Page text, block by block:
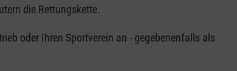
die Rettungskette.
oder Ihren Sportverein an - gegebenenfalls als